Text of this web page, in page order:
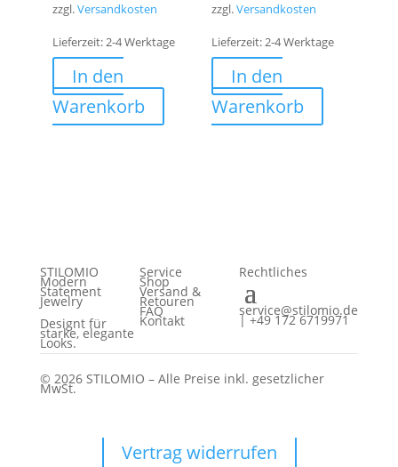
99,00 €79,00 €.
zzgl.Versandkosten
Lieferzeit:2-4 Werktage
In den
Warenkorb
zzgl.Versandkosten
Lieferzeit:2-4 Werktage
In den
Warenkorb
STILOMIO
Modern
Statement
Jewelry
Designt für
starke, elegante
Looks.
Service
Shop
Versand &
Retouren
FAQ
Kontakt
Rechtliches
service@stilomio.de
| +49 172 6719971
© 2026 STILOMIO – Alle Preise inkl. gesetzlicher
MwSt.
Vertrag widerrufen